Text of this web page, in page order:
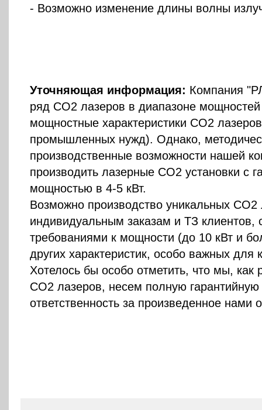
- Возможно изменение длины волны
Уточняющая информация: Компания
ряд CO2 лазеров в диапазоне
мощностные характеристики CO2
промышленных нужд). Однако,
производственные возможности нашей
производить лазерные CO2 установки с
мощностью в 4-5 кВт.
Возможно производство уникальных CO2
индивидуальным заказам и ТЗ клиентов,
требованиями к мощности (до 10 кВт и
других характеристик, особо важных для
Хотелось бы особо отметить, что мы, как
CO2 лазеров, несем полную
ответственность за произведенное нами